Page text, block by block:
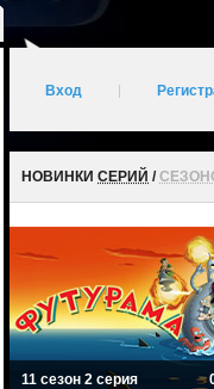
Вход
НОВИНКИ СЕРИЙ /
11 сезон 2 серия